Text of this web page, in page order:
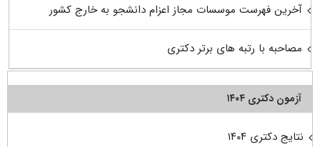
آخرین فهرست موسسات مجاز اعزام دانشجو به خارج کشور
مصاحبه با رتبه های برتر دکتری
آزمون دکتری ۱۴۰۴
نتایج دکتری ۱۴۰۴